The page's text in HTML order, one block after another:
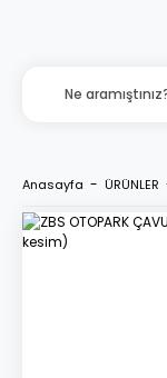
Anasayfa ÜRÜNLER